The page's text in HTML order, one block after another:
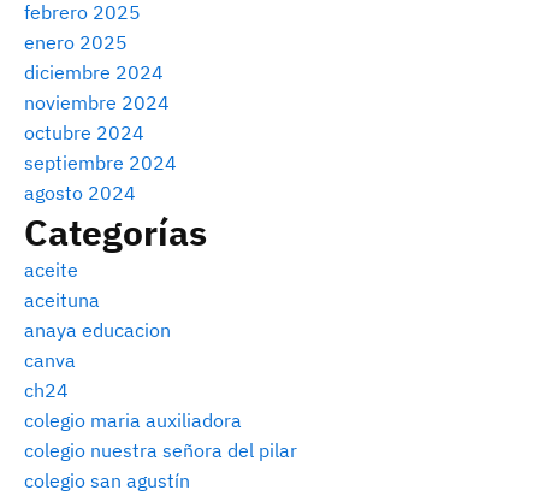
febrero 2025
enero 2025
diciembre 2024
noviembre 2024
octubre 2024
septiembre 2024
agosto 2024
Categorías
aceite
aceituna
anaya educacion
canva
ch24
colegio maria auxiliadora
colegio nuestra señora del pilar
colegio san agustín